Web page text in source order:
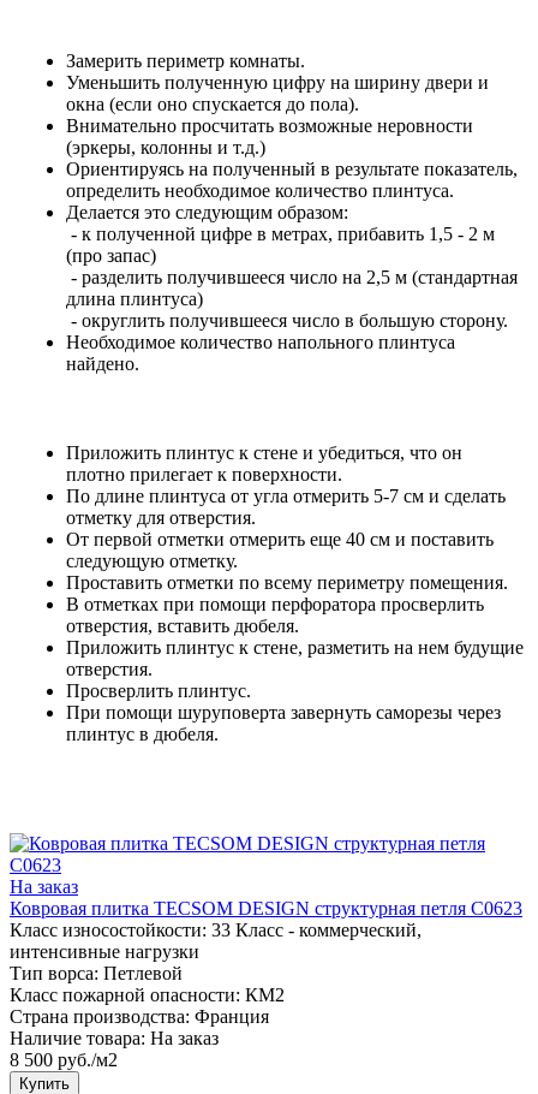
Замерить периметр комнаты.
Уменьшить полученную цифру на ширину двери и
окна (если оно спускается до пола).
Внимательно просчитать возможные неровности
(эркеры, колонны и т.д.)
Ориентируясь на полученный в результате показатель,
определить необходимое количество плинтуса.
Делается это следующим образом:
- к полученной цифре в метрах, прибавить 1,5 - 2 м
(про запас)
- разделить получившееся число на 2,5 м (стандартная
длина плинтуса)
- округлить получившееся число в большую сторону.
Необходимое количество напольного плинтуса
найдено.
Приложить плинтус к стене и убедиться, что он
плотно прилегает к поверхности.
По длине плинтуса от угла отмерить 5-7 см и сделать
отметку для отверстия.
От первой отметки отмерить еще 40 см и поставить
следующую отметку.
Проставить отметки по всему периметру помещения.
В отметках при помощи перфоратора просверлить
отверстия, вставить дюбеля.
Приложить плинтус к стене, разметить на нем будущие
отверстия.
Просверлить плинтус.
При помощи шуруповерта завернуть саморезы через
плинтус в дюбеля.
На заказ
Ковровая плитка TECSOM DESIGN структурная петля C0623
Класс износостойкости: 33 Класс - коммерческий,
интенсивные нагрузки
Тип ворса: Петлевой
Класс пожарной опасности: КМ2
Страна производства: Франция
Наличие товара: На заказ
8 500 руб./м2
Купить